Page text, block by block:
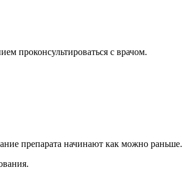
проконсультироваться с врачом.
препарата начинают как можно раньше.